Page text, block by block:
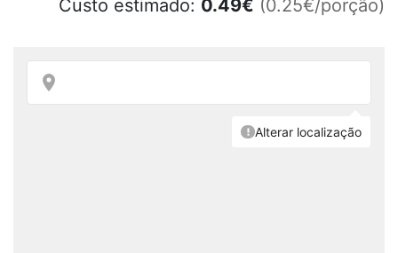
Custo estimado: 0.49€ (0.25€/porção)